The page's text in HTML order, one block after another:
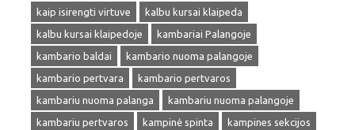
kaip isirengti virtuve
kalbu kursai klaipeda
kalbu kursai klaipedoje
kambariai Palangoje
kambario baldai
kambario nuoma palangoje
kambario pertvara
kambario pertvaros
kambariu nuoma palanga
kambariu nuoma palangoje
kambariu pertvaros
kampinė spinta
kampines sekcijos